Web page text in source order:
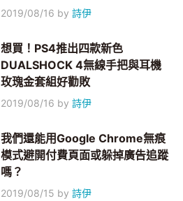
2019/08/16 by詩伊
想買！PS4推出四款新色
DUALSHOCK 4無線手把與耳機
玫瑰金套組好勸敗
2019/08/16 by詩伊
我們還能用Google Chrome無痕
模式避開付費頁面或躲掉廣告追蹤
嗎？
2019/08/15 by詩伊